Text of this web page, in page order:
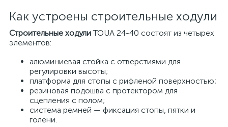
Как устроены строительные ходули
Строительные ходулиTOUA 24-40 состоят из четырех
элементов:
алюминиевая стойка с отверстиями для
регулировки высоты;
платформа для стопы с рифленой поверхностью;
резиновая подошва с протектором для
сцепления с полом;
система ремней — фиксация стопы, пятки и
голени.